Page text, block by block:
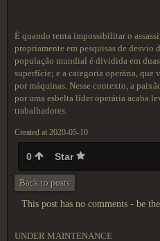
É quando tenta impossibilitar o
propriamente em pesquisas de desvio
população mundial é dividida em
superfície; e a categoria operária, que
por máquinas. Nesse contexto, a
por uma esbelta líder operária acaba
trabalhadores.
Created at 2020-05-10
0 Star
Back to posts
This post has no comments - be
UNDER MAINTENANCE